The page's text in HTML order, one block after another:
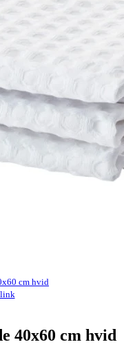
cm hvid
40x60 cm hvid